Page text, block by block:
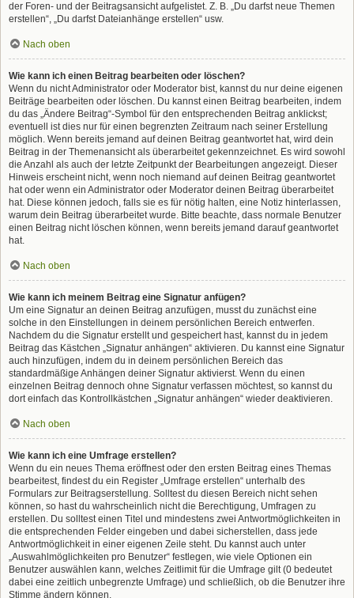
der Foren- und der Beitragsansicht aufgelistet. Z. B. „Du darfst neue Themen
erstellen“, „Du darfst Dateianhänge erstellen“ usw.
Nach oben
Wie kann ich einen Beitrag bearbeiten oder löschen?
Wenn du nicht Administrator oder Moderator bist, kannst du nur deine eigenen
Beiträge bearbeiten oder löschen. Du kannst einen Beitrag bearbeiten, indem
du das „Ändere Beitrag“-Symbol für den entsprechenden Beitrag anklickst;
eventuell ist dies nur für einen begrenzten Zeitraum nach seiner Erstellung
möglich. Wenn bereits jemand auf deinen Beitrag geantwortet hat, wird dein
Beitrag in der Themenansicht als überarbeitet gekennzeichnet. Es wird sowohl
die Anzahl als auch der letzte Zeitpunkt der Bearbeitungen angezeigt. Dieser
Hinweis erscheint nicht, wenn noch niemand auf deinen Beitrag geantwortet
hat oder wenn ein Administrator oder Moderator deinen Beitrag überarbeitet
hat. Diese können jedoch, falls sie es für nötig halten, eine Notiz hinterlassen,
warum dein Beitrag überarbeitet wurde. Bitte beachte, dass normale Benutzer
einen Beitrag nicht löschen können, wenn bereits jemand darauf geantwortet
hat.
Nach oben
Wie kann ich meinem Beitrag eine Signatur anfügen?
Um eine Signatur an deinen Beitrag anzufügen, musst du zunächst eine
solche in den Einstellungen in deinem persönlichen Bereich entwerfen.
Nachdem du die Signatur erstellt und gespeichert hast, kannst du in jedem
Beitrag das Kästchen „Signatur anhängen“ aktivieren. Du kannst eine Signatur
auch hinzufügen, indem du in deinem persönlichen Bereich das
standardmäßige Anhängen deiner Signatur aktivierst. Wenn du einen
einzelnen Beitrag dennoch ohne Signatur verfassen möchtest, so kannst du
dort einfach das Kontrollkästchen „Signatur anhängen“ wieder deaktivieren.
Nach oben
Wie kann ich eine Umfrage erstellen?
Wenn du ein neues Thema eröffnest oder den ersten Beitrag eines Themas
bearbeitest, findest du ein Register „Umfrage erstellen“ unterhalb des
Formulars zur Beitragserstellung. Solltest du diesen Bereich nicht sehen
können, so hast du wahrscheinlich nicht die Berechtigung, Umfragen zu
erstellen. Du solltest einen Titel und mindestens zwei Antwortmöglichkeiten in
die entsprechenden Felder eingeben und dabei sicherstellen, dass jede
Antwortmöglichkeit in einer eigenen Zeile steht. Du kannst auch unter
„Auswahlmöglichkeiten pro Benutzer“ festlegen, wie viele Optionen ein
Benutzer auswählen kann, welches Zeitlimit für die Umfrage gilt (0 bedeutet
dabei eine zeitlich unbegrenzte Umfrage) und schließlich, ob die Benutzer ihre
Stimme ändern können.